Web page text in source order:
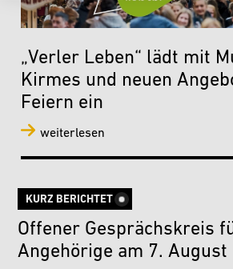
„Verler Leben“ lädt mit
Kirmes und neuen
Feiern ein
weiterlesen
KURZ BERICHTET
Offener Gesprächskreis
Angehörige am 7. August